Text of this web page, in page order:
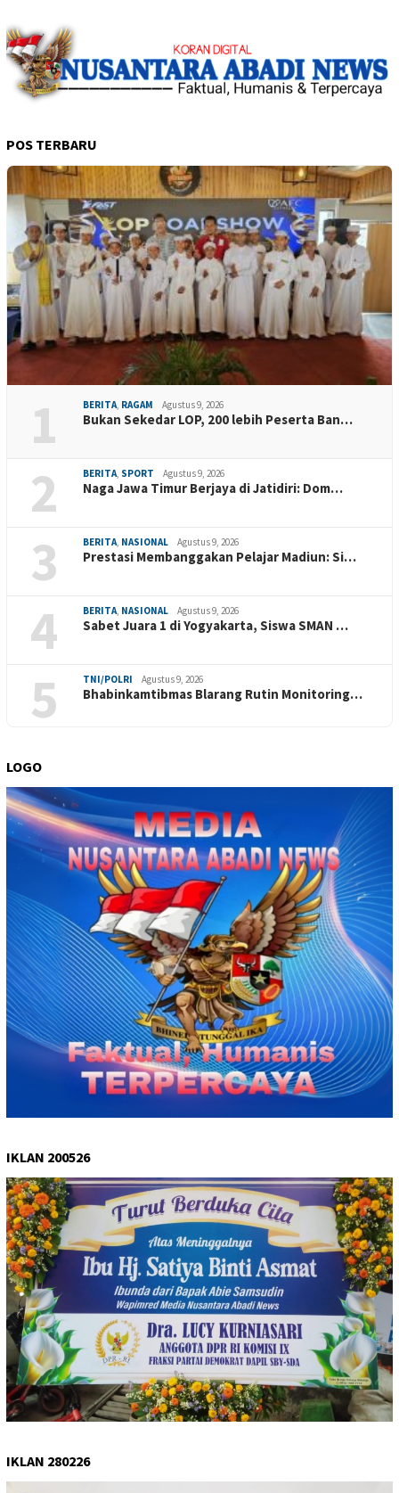
POS TERBARU
1 BERITA, RAGAM Agustus 9, 2026
Bukan Sekedar LOP, 200 lebih Peserta Ban…
2 BERITA, SPORT Agustus 9, 2026
Naga Jawa Timur Berjaya di Jatidiri: Dom…
3 BERITA, NASIONAL Agustus 9, 2026
Prestasi Membanggakan Pelajar Madiun: Si…
4 BERITA, NASIONAL Agustus 9, 2026
Sabet Juara 1 di Yogyakarta, Siswa SMAN …
5 TNI/POLRI Agustus 9, 2026
Bhabinkamtibmas Blarang Rutin Monitoring…
LOGO
IKLAN 200526
IKLAN 280226